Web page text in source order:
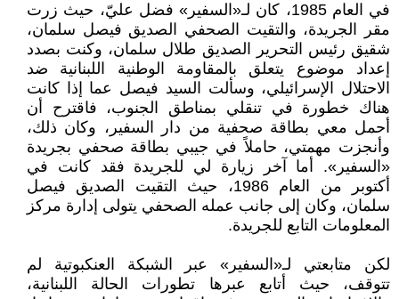
في العام 1985، كان لـ«السفير» فضل عليّ، حيث زرت
مقر الجريدة، والتقيت الصحفي الصديق فيصل سلمان،
شقيق رئيس التحرير الصديق طلال سلمان، وكنت بصدد
إعداد موضوع يتعلق بالمقاومة الوطنية اللبنانية ضد
الاحتلال الإسرائيلي، وسألت السيد فيصل عما إذا كانت
هناك خطورة في تنقلي بمناطق الجنوب، فاقترح أن
أحمل معي بطاقة صحفية من دار السفير، وكان ذلك،
وأنجزت مهمتي، حاملاً في جيبي بطاقة صحفي بجريدة
«السفير». أما آخر زيارة لي للجريدة فقد كانت في
أكتوبر من العام 1986، حيث التقيت الصديق فيصل
سلمان، وكان إلى جانب عمله الصحفي يتولى إدارة مركز
المعلومات التابع للجريدة.
لكن متابعتي لـ«السفير» عبر الشبكة العنكبوتية لم
تتوقف، حيث أتابع عبرها تطورات الحالة اللبنانية،